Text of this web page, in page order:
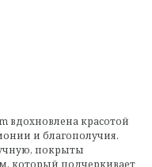
вдохновлена красотой
и благополучия.
покрыты